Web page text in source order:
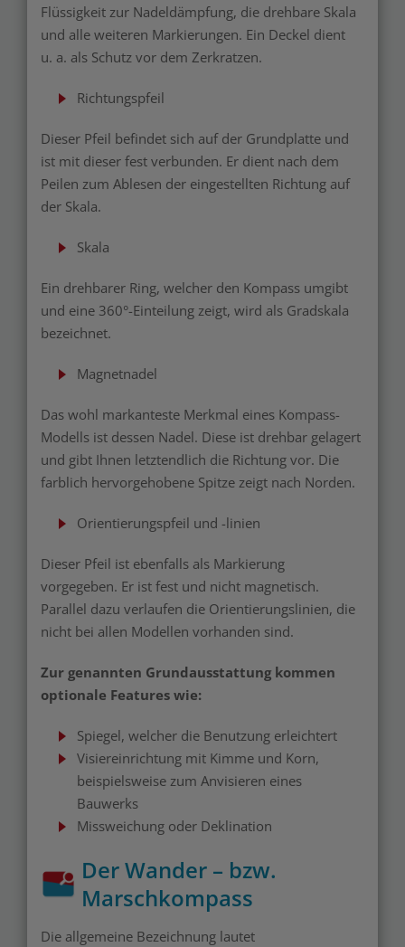
Flüssigkeit zur Nadeldämpfung, die drehbare Skala
und alle weiteren Markierungen. Ein Deckel dient
u. a. als Schutz vor dem Zerkratzen.
Richtungspfeil
Dieser Pfeil befindet sich auf der Grundplatte und
ist mit dieser fest verbunden. Er dient nach dem
Peilen zum Ablesen der eingestellten Richtung auf
der Skala.
Skala
Ein drehbarer Ring, welcher den Kompass umgibt
und eine 360°-Einteilung zeigt, wird als Gradskala
bezeichnet.
Magnetnadel
Das wohl markanteste Merkmal eines Kompass-
Modells ist dessen Nadel. Diese ist drehbar gelagert
und gibt Ihnen letztendlich die Richtung vor. Die
farblich hervorgehobene Spitze zeigt nach Norden.
Orientierungspfeil und -linien
Dieser Pfeil ist ebenfalls als Markierung
vorgegeben. Er ist fest und nicht magnetisch.
Parallel dazu verlaufen die Orientierungslinien, die
nicht bei allen Modellen vorhanden sind.
Zur genannten Grundausstattung kommen
optionale Features wie:
Spiegel, welcher die Benutzung erleichtert
Visiereinrichtung mit Kimme und Korn,
beispielsweise zum Anvisieren eines
Bauwerks
Missweichung oder Deklination
Der Wander – bzw.
Marschkompass
Die allgemeine Bezeichnung lautet